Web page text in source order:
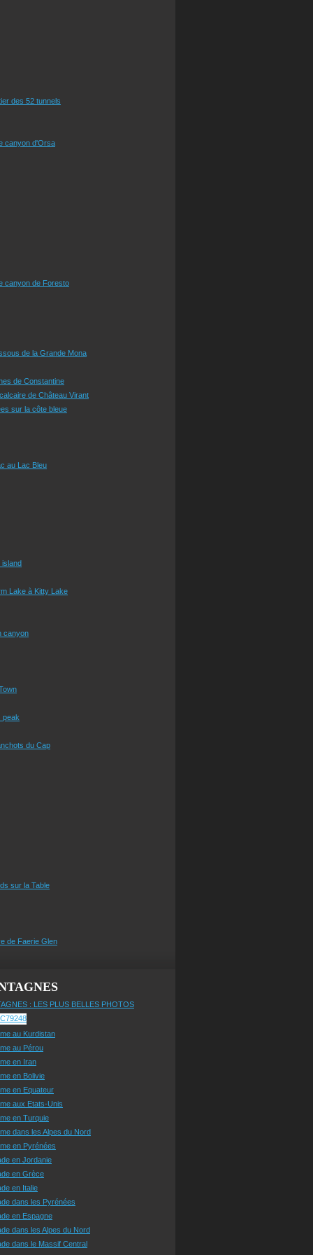
des 52 tunnels
canyon d'Orsa
canyon de Foresto
de la Grande Mona
de Constantine
de Château Virant
sur la côte bleue
au Lac Bleu
island
Lake à Kitty Lake
canyon
peak
du Cap
sur la Table
de Faerie Glen
: LES PLUS BELLES PHOTOS
au Kurdistan
au Pérou
en Iran
en Bolivie
en Equateur
aux Etats-Unis
en Turquie
dans les Alpes du Nord
en Pyrénées
en Jordanie
en Grèce
en Italie
dans les Pyrénées
en Espagne
dans les Alpes du Nord
dans le Massif Central